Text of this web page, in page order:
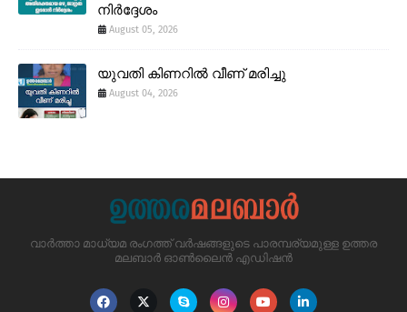
നിർദ്ദേശം
August 05, 2026
യുവതി കിണറിൽ വീണ് മരിച്ചു
August 04, 2026
വാർത്താ മാധ്യമ രംഗത്ത് വർഷങ്ങളുടെ പാരമ്പര്യമുള്ള ഉത്തര
മലബാർ ഓൺലൈൻ എഡിഷൻ